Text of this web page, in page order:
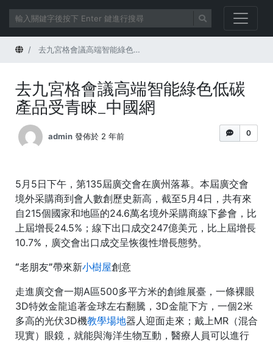
首頁 去九宮格會議高端智能綠色低碳產品受青睞_中國網
去九宮格會議高端智能綠色低碳
產品受青睞_中國網
0
admin 發佈於 2 年前
5月5日下午，第135屆廣交會在廣州落幕。本屆廣交會
境外采購商到會人數創歷史新高，截至5月4日，共有來
自215個國家和地區的24.6萬名境外采購商線下參會，比
上屆增長24.5%；線下出口成交247億美元，比上屆增長
10.7%，廣交會出口成交呈恢復性增長態勢。
“老朋友”帶來新小樹屋創意
走進廣交會一期A區500多平方米的創維展臺，一條裸眼
3D特效金龍追著金球左右翻騰，3D金龍下方，一個2米
多高的光伏3D機教學場地器人迎面走來；戴上MR（混合
現實）眼鏡，就能與海洋生物互動，醫療人員可以進行